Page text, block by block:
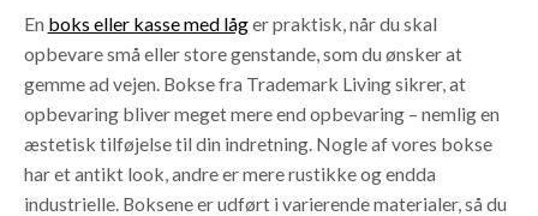
En boks eller kasse med låger praktisk, når du skal
opbevare små eller store genstande, som du ønsker at
gemme ad vejen. Bokse fra Trademark Living sikrer, at
opbevaring bliver meget mere end opbevaring – nemlig en
æstetisk tilføjelse til din indretning. Nogle af vores bokse
har et antikt look, andre er mere rustikke og endda
industrielle. Boksene er udført i varierende materialer, så du